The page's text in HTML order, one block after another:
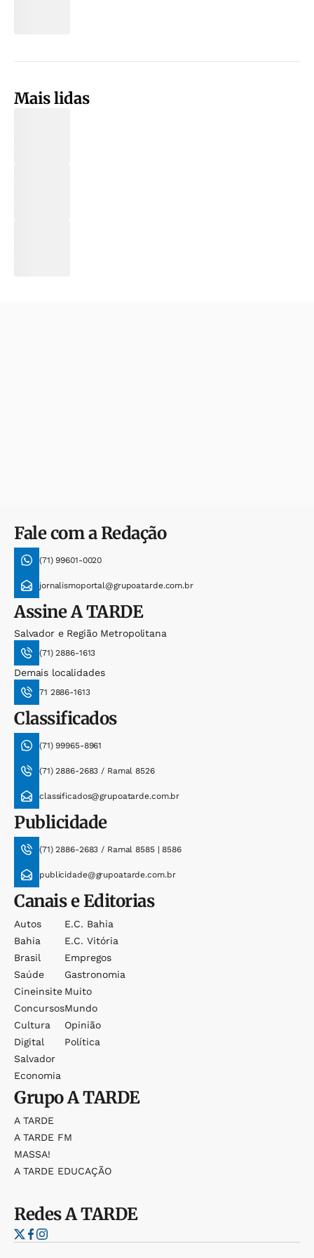
Mais lidas
Fale com a Redação
(71) 99601-0020
jornalismoportal@grupoatarde.com.br
AssineA TARDE
Salvador e Região Metropolitana
(71) 2886-1613
Demais localidades
71 2886-1613
Classificados
(71) 99965-8961
(71) 2886-2683 / Ramal 8526
classificados@grupoatarde.com.br
Publicidade
(71) 2886-2683 / Ramal 8585 | 8586
publicidade@grupoatarde.com.br
Canais e Editorias
Autos
Bahia
Brasil
Saúde
Cineinsite
Concursos
Cultura
Digital
Salvador
Economia
E.c. Bahia
E.c. Vitória
Empregos
Gastronomia
Muito
Mundo
Opinião
Política
GrupoA TARDE
A TARDE
A TARDE FM
MASSA!
A TARDE EDUCAÇÃO
RedesA TARDE